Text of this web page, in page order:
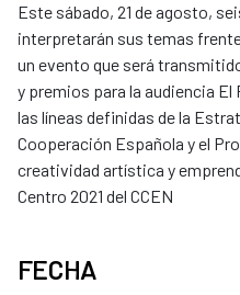
Este sábado, 21 de agosto,
interpretarán sus temas
un evento que será
y premios para la audiencia
las líneas definidas de la
Cooperación Española y el
creatividad artística y
Centro 2021 del CCEN
FECHA